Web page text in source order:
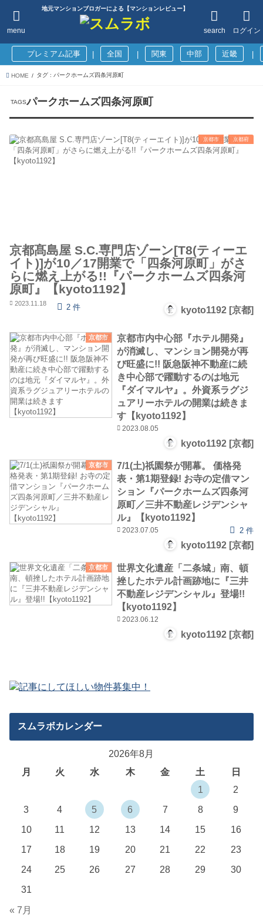
地元マンションブロガーによる【マンションレビュー】
ログイン
search
menu
プレミアム記事 全国 関東 中部 近畿
HOME タグ : パークホームズ四条河原町
パークホームズ四条河原町
京都市 京都府
京都髙島屋 S.C.専門店ゾーン[T8(ティーエ
イト)]が10／17開業で「四条河原町」がさ
らに燃え上がる!!『パークホームズ四条河
原町』【kyoto1192】
2023.11.18 2 件 kyoto1192 [京都]
京都市
京都市内中心部『ホテル開発』
が消滅し、マンション開発が再
び旺盛に!! 阪急阪神不動産に続
き中心部で躍動するのは地元
『ダイマルヤ』。外資系ラグジ
ュアリーホテルの開業は続きま
す【kyoto1192】
2023.08.05
kyoto1192 [京都]
京都市
7/1(土)祇園祭が開幕。 価格発
表・第1期登録! お寺の定借マン
ション『パークホームズ四条河
原町／三井不動産レジデンシャ
ル』【kyoto1192】
2023.07.05 2 件
kyoto1192 [京都]
京都市
世界文化遺産「二条城」南、頓
挫したホテル計画跡地に『三井
不動産レジデンシャル』登場!!
【kyoto1192】
2023.06.12
kyoto1192 [京都]
スムラボカレンダー
2026年8月
月
火 水 木 金 土
日
1
2
3
4 5 6 7 8
9
10
11 12 13 14 15
16
17
18 19 20 21 22
23
24
25 26 27 28 29
30
31
« 7月